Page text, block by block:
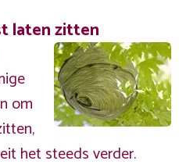
laten zitten
om
het steeds verder.